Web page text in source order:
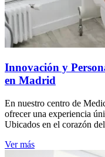
Innovación y
en Madrid
En nuestro centro de
ofrecer una experiencia
Ubicados en el corazón
Ver más